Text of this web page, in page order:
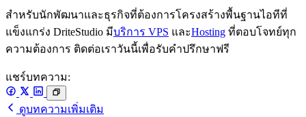
สำหรับนักพัฒนาและธุรกิจที่ต้องการโครงสร้างพื้นฐานไอทีที่
แข็งแกร่ง DriteStudio มีบริการ VPS และHosting ที่ตอบโจทย์ทุก
ความต้องการ ติดต่อเราวันนี้เพื่อรับคำปรึกษาฟรี
แชร์บทความ:
ดูบทความเพิ่มเติม